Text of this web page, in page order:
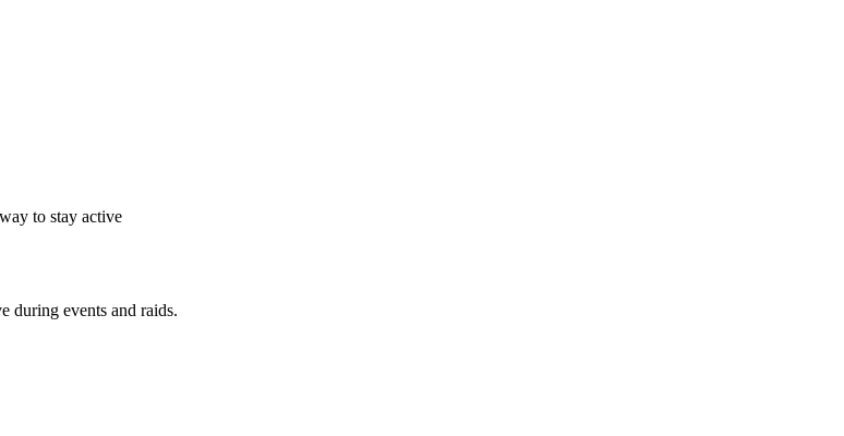
to stay active
during events and raids.